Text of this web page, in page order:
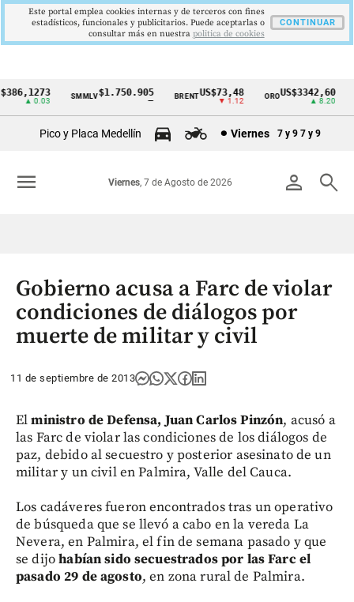
Cintillo
Colombia
▲ 0.03
SMMLV$1.750.905 BRENTUS$73,48
▼ 1.12
OROUS$3342,60
▲ 8.20
Pico y Placa Medellín Viernes 7 y 9 7 y 9
person search
Viernes, 7 de Agosto de 2026
menu
Gobierno acusa a Farc de violar
condiciones de diálogos por
muerte de militar y civil
11 de septiembre de 2013
Elministro de Defensa, Juan Carlos Pinzón, acusó a
las Farc de violar las condiciones de los diálogos de
paz, debido al secuestro y posterior asesinato de un
militar y un civil en Palmira, Valle del Cauca.
Los cadáveres fueron encontrados tras un operativo
de búsqueda que se llevó a cabo en la vereda La
Nevera, en Palmira, el fin de semana pasado y que
se dijohabían sido secuestrados por las Farc el
pasado 29 de agosto, en zona rural de Palmira.
Este portal emplea cookies internas y de terceros con fines
estadísticos, funcionales y publicitarios. Puede aceptarlas o
consultar más en nuestra politica de cookies
CONTINUAR